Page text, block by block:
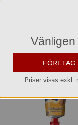
som
FÖRETAG
Priser visas exkl.